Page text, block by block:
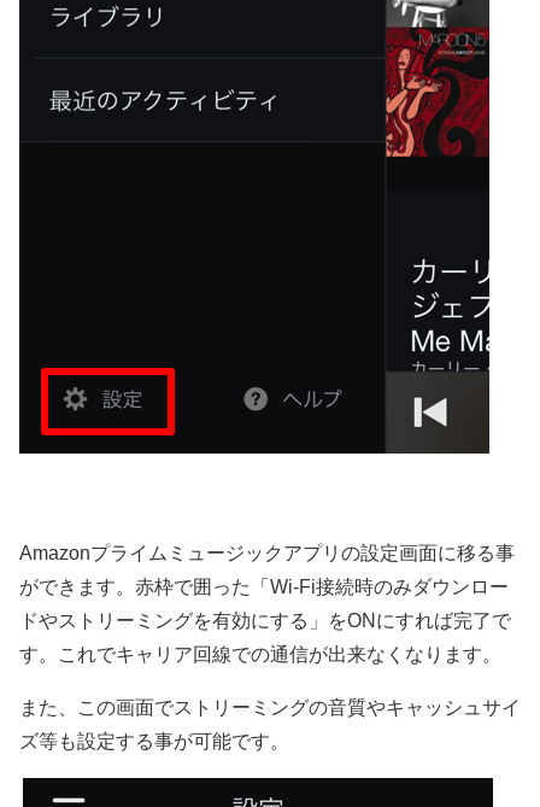
Amazonプライムミュージックアプリの設定画面に移る事
ができます。赤枠で囲った「Wi-Fi接続時のみダウンロー
ドやストリーミングを有効にする」をONにすれば完了で
す。これでキャリア回線での通信が出来なくなります。
また、この画面でストリーミングの音質やキャッシュサイ
ズ等も設定する事が可能です。